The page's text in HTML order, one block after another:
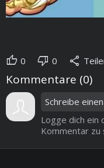
thumb_up 0 thumb_down 0 share
Kommentare (0)
Logge dich ein
Kommentar zu